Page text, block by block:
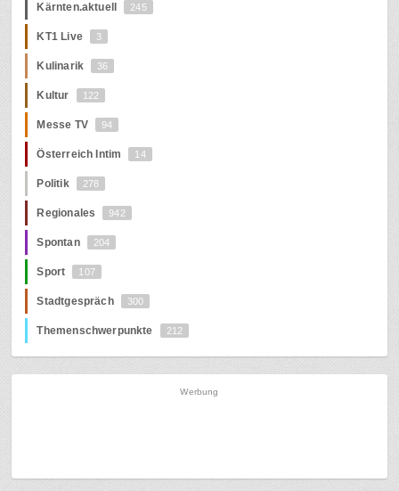
Kärnten.aktuell 245
KT1 Live 3
Kulinarik 36
Kultur 122
Messe TV 94
Österreich Intim 14
Politik 278
Regionales 942
Spontan 204
Sport 107
Stadtgespräch 300
Themenschwerpunkte 212
Werbung